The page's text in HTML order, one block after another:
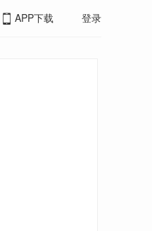
APP下载 登录